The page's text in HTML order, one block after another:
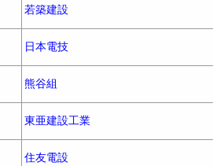
若築建設
日本電技
熊谷組
東亜建設工業
住友電設